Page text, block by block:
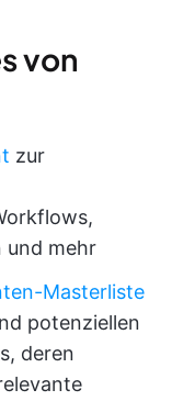
von
zur
und mehr
Masterliste
potenziellen
deren